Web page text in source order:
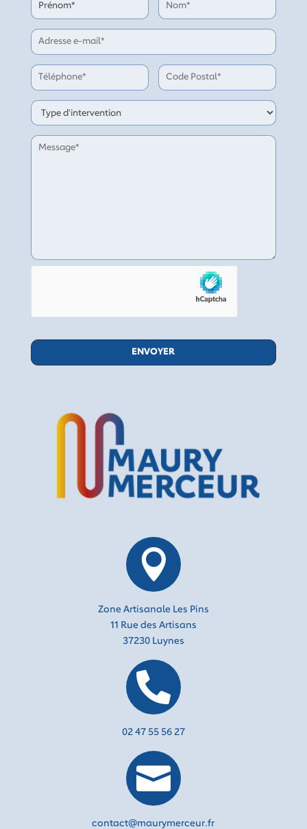

Zone Artisanale Les Pins
11 Rue des Artisans
37230 Luynes

02 47 55 56 27

contact@maurymerceur.fr